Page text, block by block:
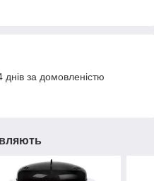
за домовленістю